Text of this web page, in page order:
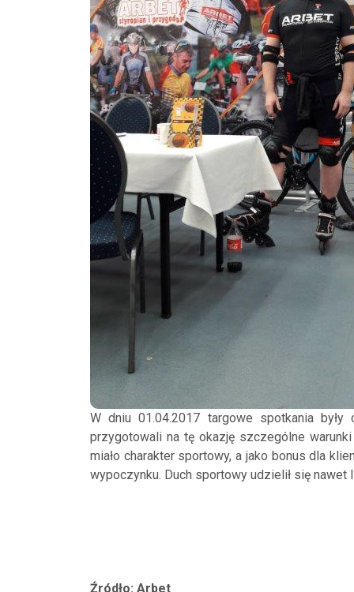
W dniu 01.04.2017 targowe spotkania były
przygotowali na tę okazję szczególne
miało charakter sportowy, a jako bonus dla
wypoczynku. Duch sportowy udzielił się nawet
Źródło: Arbet